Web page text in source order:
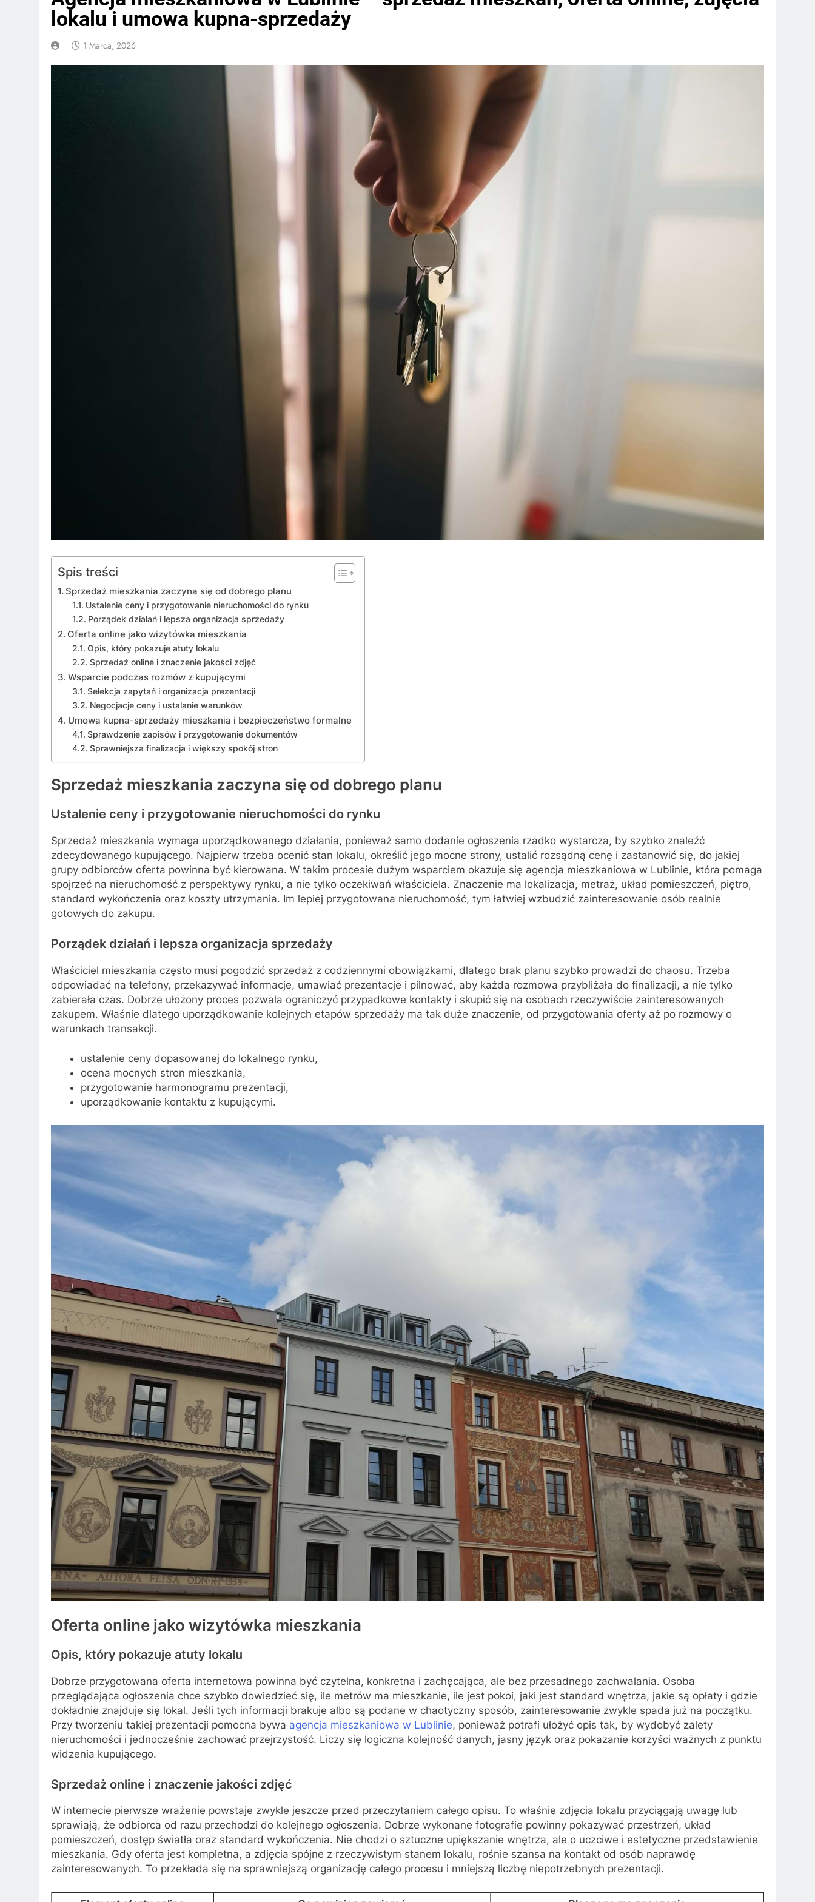
lokalu i umowa kupna-sprzedaży
1 Marca, 2026
Spis treści
Sprzedaż mieszkania zaczyna się od dobrego planu
Ustalenie ceny i przygotowanie nieruchomości do rynku
Porządek działań i lepsza organizacja sprzedaży
Oferta online jako wizytówka mieszkania
Opis, który pokazuje atuty lokalu
Sprzedaż online i znaczenie jakości zdjęć
Wsparcie podczas rozmów z kupującymi
Selekcja zapytań i organizacja prezentacji
Negocjacje ceny i ustalanie warunków
Umowa kupna-sprzedaży mieszkania i bezpieczeństwo formalne
Sprawdzenie zapisów i przygotowanie dokumentów
Sprawniejsza finalizacja i większy spokój stron
Sprzedaż mieszkania zaczyna się od dobrego planu
Ustalenie ceny i przygotowanie nieruchomości do rynku
Sprzedaż mieszkania wymaga uporządkowanego działania, ponieważ samo dodanie ogłoszenia rzadko wystarcza, by szybko znaleźć
zdecydowanego kupującego. Najpierw trzeba ocenić stan lokalu, określić jego mocne strony, ustalić rozsądną cenę i zastanowić się, do jakiej
grupy odbiorców oferta powinna być kierowana. W takim procesie dużym wsparciem okazuje się agencja mieszkaniowa w Lublinie, która pomaga
spojrzeć na nieruchomość z perspektywy rynku, a nie tylko oczekiwań właściciela. Znaczenie ma lokalizacja, metraż, układ pomieszczeń, piętro,
standard wykończenia oraz koszty utrzymania. Im lepiej przygotowana nieruchomość, tym łatwiej wzbudzić zainteresowanie osób realnie
gotowych do zakupu.
Porządek działań i lepsza organizacja sprzedaży
Właściciel mieszkania często musi pogodzić sprzedaż z codziennymi obowiązkami, dlatego brak planu szybko prowadzi do chaosu. Trzeba
odpowiadać na telefony, przekazywać informacje, umawiać prezentacje i pilnować, aby każda rozmowa przybliżała do finalizacji, a nie tylko
zabierała czas. Dobrze ułożony proces pozwala ograniczyć przypadkowe kontakty i skupić się na osobach rzeczywiście zainteresowanych
zakupem. Właśnie dlatego uporządkowanie kolejnych etapów sprzedaży ma tak duże znaczenie, od przygotowania oferty aż po rozmowy o
warunkach transakcji.
ustalenie ceny dopasowanej do lokalnego rynku,
ocena mocnych stron mieszkania,
przygotowanie harmonogramu prezentacji,
uporządkowanie kontaktu z kupującymi.
Oferta online jako wizytówka mieszkania
Opis, który pokazuje atuty lokalu
Dobrze przygotowana oferta internetowa powinna być czytelna, konkretna i zachęcająca, ale bez przesadnego zachwalania. Osoba
przeglądająca ogłoszenia chce szybko dowiedzieć się, ile metrów ma mieszkanie, ile jest pokoi, jaki jest standard wnętrza, jakie są opłaty i gdzie
dokładnie znajduje się lokal. Jeśli tych informacji brakuje albo są podane w chaotyczny sposób, zainteresowanie zwykle spada już na początku.
Przy tworzeniu takiej prezentacji pomocna bywa agencja mieszkaniowa w Lublinie, ponieważ potrafi ułożyć opis tak, by wydobyć zalety
nieruchomości i jednocześnie zachować przejrzystość. Liczy się logiczna kolejność danych, jasny język oraz pokazanie korzyści ważnych z punktu
widzenia kupującego.
Sprzedaż online i znaczenie jakości zdjęć
W internecie pierwsze wrażenie powstaje zwykle jeszcze przed przeczytaniem całego opisu. To właśnie zdjęcia lokalu przyciągają uwagę lub
sprawiają, że odbiorca od razu przechodzi do kolejnego ogłoszenia. Dobrze wykonane fotografie powinny pokazywać przestrzeń, układ
pomieszczeń, dostęp światła oraz standard wykończenia. Nie chodzi o sztuczne upiększanie wnętrza, ale o uczciwe i estetyczne przedstawienie
mieszkania. Gdy oferta jest kompletna, a zdjęcia spójne z rzeczywistym stanem lokalu, rośnie szansa na kontakt od osób naprawdę
zainteresowanych. To przekłada się na sprawniejszą organizację całego procesu i mniejszą liczbę niepotrzebnych prezentacji.